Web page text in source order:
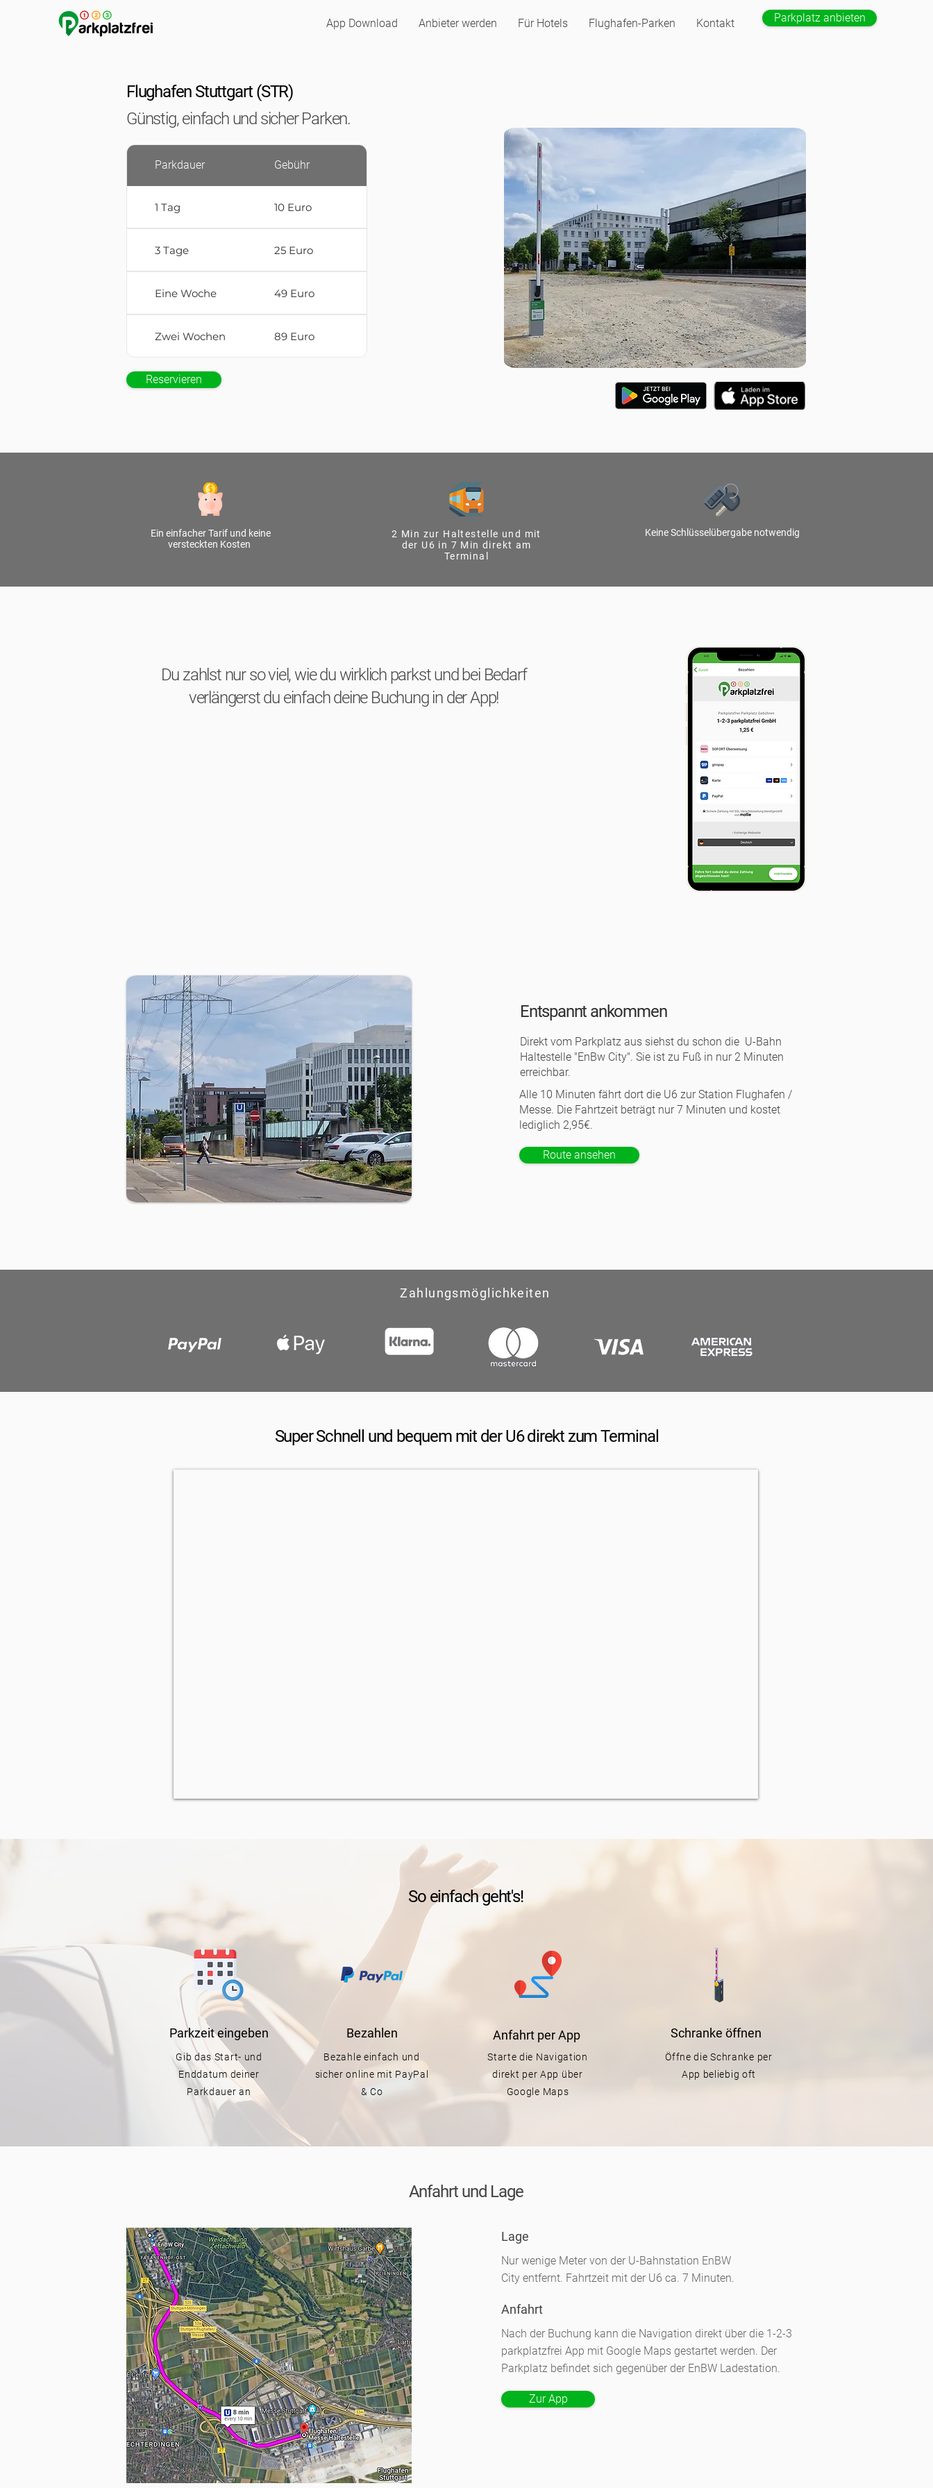
App Download Anbieter werden Für Hotels Flughafen-Parken Kontakt Parkplatz anbieten
Flughafen Stuttgart (STR)
Günstig, einfach und sicher Parken.
Parkdauer Gebühr
1 Tag 10 Euro
3 Tage 25 Euro
Eine Woche 49 Euro
Zwei Wochen 89 Euro
Reservieren
Ein einfacher Tarif und keine
versteckten Kosten
2 Min zur Haltestelle und mit
der U6 in 7 Min direkt am
Terminal
Keine Schlüsselübergabe notwendig
Du zahlst nur so viel, wie du wirklich parkst und bei Bedarf
verlängerst du einfach deine Buchung in der App!
Entspannt ankommen
Direkt vom Parkplatz aus siehst du schon die U-Bahn
Haltestelle "EnBw City". Sie ist zu Fuß in nur 2 Minuten
erreichbar.
Alle 10 Minuten fährt dort die U6 zur Station Flughafen /
Messe. Die Fahrtzeit beträgt nur 7 Minuten und kostet
lediglich 2,95€.
Route ansehen
Zahlungsmöglichkeiten
Super Schnell und bequem mit der U6 direkt zum Terminal
So einfach geht's!
Parkzeiteingeben Bezahlen Anfahrt per App Schranke öffnen
Gib das Start- und
Enddatum deiner
Parkdauer an
Bezahle einfach und
sicher online mit PayPal
& Co
Starte die Navigation
direkt per App über
Google Maps
Öffne die Schranke per
App beliebig oft
Anfahrt und Lage
Lage
Nur wenige Meter von der U-Bahnstation EnBW
City entfernt. Fahrtzeit mit der U6 ca. 7 Minuten.
Anfahrt
Nach der Buchung kann die Navigation direkt über die 1-2-3
parkplatzfrei App mit Google Maps gestartet werden. Der
Parkplatz befindet sich gegenüber der EnBW Ladestation.
Zur App